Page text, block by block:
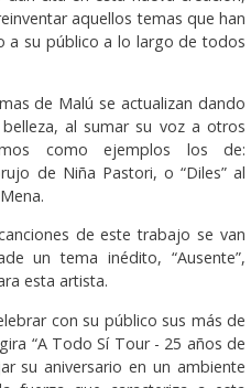
aquellos temas que han
a su público a lo largo de todos
de Malú se actualizan dando
al sumar su voz a otros
como ejemplos los de:
de Niña Pastori, o “Diles” al
de este trabajo se van
un tema inédito, “Ausente”,
esta artista.
con su público sus más de
“A Todo Sí Tour - 25 años de
su aniversario en un ambiente